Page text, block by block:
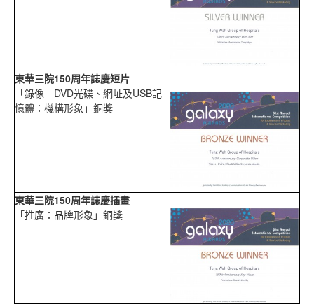
東華三院150周年誌慶短片
「錄像－DVD光碟、網址及USB記
憶體：機構形象」銅獎
東華三院150周年誌慶插畫
「推廣：品牌形象」銅獎